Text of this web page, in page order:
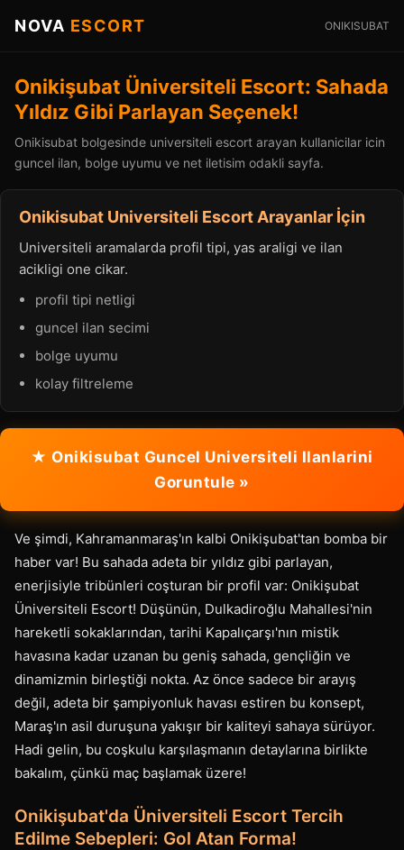
NOVA ESCORT ONIKISUBAT
Onikişubat Üniversiteli Escort: Sahada
Yıldız Gibi Parlayan Seçenek!
Onikisubat bolgesinde universiteli escort arayan kullanicilar icin
guncel ilan, bolge uyumu ve net iletisim odakli sayfa.
Onikisubat Universiteli Escort Arayanlar İçin
Universiteli aramalarda profil tipi, yas araligi ve ilan
acikligi one cikar.
profil tipi netligi
guncel ilan secimi
bolge uyumu
kolay filtreleme
★ Onikisubat Guncel Universiteli Ilanlarini
Goruntule »
Ve şimdi, Kahramanmaraş'ın kalbi Onikişubat'tan bomba bir
haber var! Bu sahada adeta bir yıldız gibi parlayan,
enerjisiyle tribünleri coşturan bir profil var: Onikişubat
Üniversiteli Escort! Düşünün, Dulkadiroğlu Mahallesi'nin
hareketli sokaklarından, tarihi Kapalıçarşı'nın mistik
havasına kadar uzanan bu geniş sahada, gençliğin ve
dinamizmin birleştiği nokta. Az önce sadece bir arayış
değil, adeta bir şampiyonluk havası estiren bu konsept,
Maraş'ın asil duruşuna yakışır bir kaliteyi sahaya sürüyor.
Hadi gelin, bu coşkulu karşılaşmanın detaylarına birlikte
bakalım, çünkü maç başlamak üzere!
Onikişubat'da Üniversiteli Escort Tercih
Edilme Sebepleri: Gol Atan Forma!